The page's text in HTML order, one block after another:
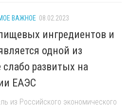
ВАЖНОЕ 08.02.2023
ингредиентов и
одной из
слабо развитых на
ЕАЭС
из Российского экономического